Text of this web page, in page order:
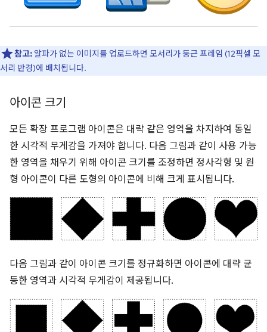
참고: 알파가 없는 이미지를 업로드하면 모서리가 둥근 프레임 (12픽셀 모
서리 반경)에 배치됩니다.
아이콘 크기
모든 확장 프로그램 아이콘은 대략 같은 영역을 차지하여 동일
한 시각적 무게감을 가져야 합니다. 다음 그림과 같이 사용 가능
한 영역을 채우기 위해 아이콘 크기를 조정하면 정사각형 및 원
형 아이콘이 다른 도형의 아이콘에 비해 크게 표시됩니다.
다음 그림과 같이 아이콘 크기를 정규화하면 아이콘에 대략 균
등한 영역과 시각적 무게감이 제공됩니다.